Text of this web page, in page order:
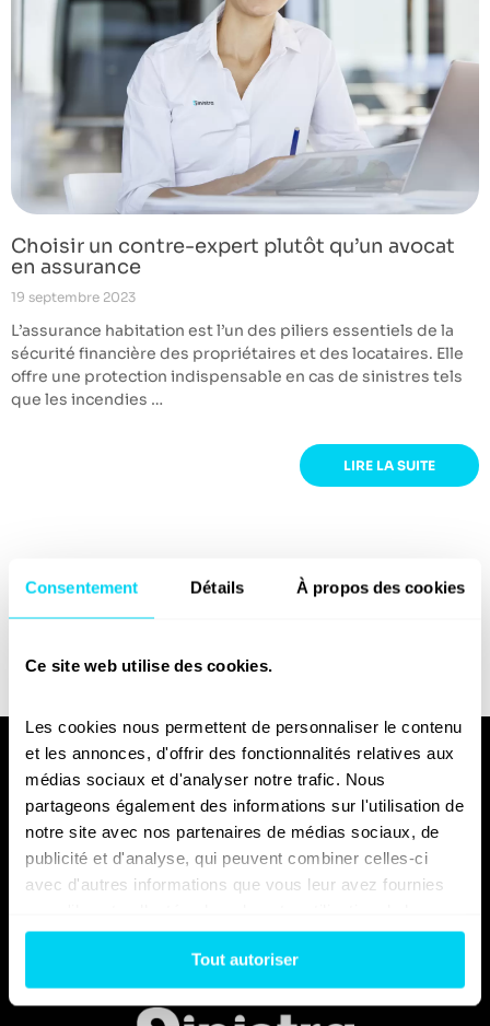
Consentement Détails À propos des cookies
Ce site web utilise des cookies.
Les cookies nous permettent de personnaliser le contenu
et les annonces, d'offrir des fonctionnalités relatives aux
médias sociaux et d'analyser notre trafic. Nous
partageons également des informations sur l'utilisation de
notre site avec nos partenaires de médias sociaux, de
publicité et d'analyse, qui peuvent combiner celles-ci
avec d'autres informations que vous leur avez fournies
services.
Tout autoriser
Choisir un contre-expert plutôt qu’un avocat
en assurance
19 septembre 2023
L’assurance habitation est l’un des piliers essentiels de la
sécurité financière des propriétaires et des locataires. Elle
offre une protection indispensable en cas de sinistres tels
que les incendies …
LIRE LA SUITE
Partager le
blog en 1 seul
Nous espérons que vous trouverez notre blog utile et
instructif, et nous vous invitons à nous contacter si
vous avez des questions ou des commentaires.